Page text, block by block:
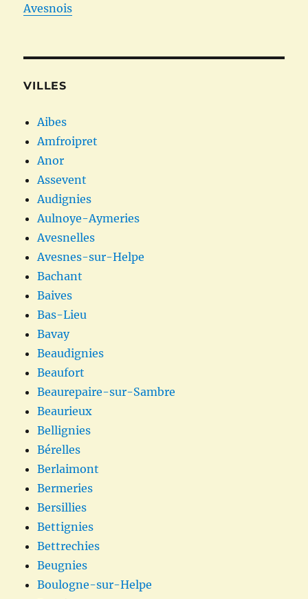
Avesnois
VILLES
Aibes
Amfroipret
Anor
Assevent
Audignies
Aulnoye-Aymeries
Avesnelles
Avesnes-sur-Helpe
Bachant
Baives
Bas-Lieu
Bavay
Beaudignies
Beaufort
Beaurepaire-sur-Sambre
Beaurieux
Bellignies
Bérelles
Berlaimont
Bermeries
Bersillies
Bettignies
Bettrechies
Beugnies
Boulogne-sur-Helpe